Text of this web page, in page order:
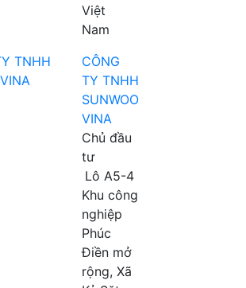
Việt
Nam
CÔNG
TY TNHH
SUNWOO
VINA
Chủ đầu
tư
Lô A5-4
Khu công
nghiệp
Phúc
Điền mở
rộng, Xã